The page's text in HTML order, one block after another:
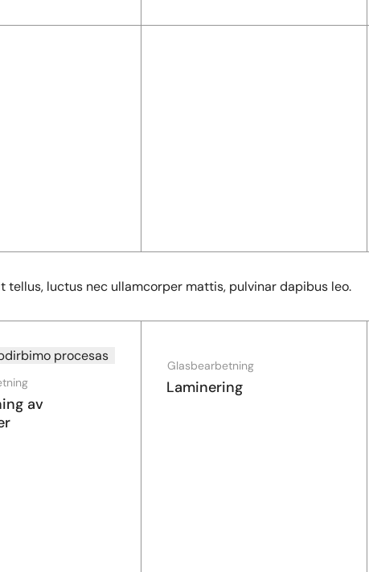
luctus nec ullamcorper mattis, pulvinar dapibus leo.
av
Glasbearbetning
Laminering